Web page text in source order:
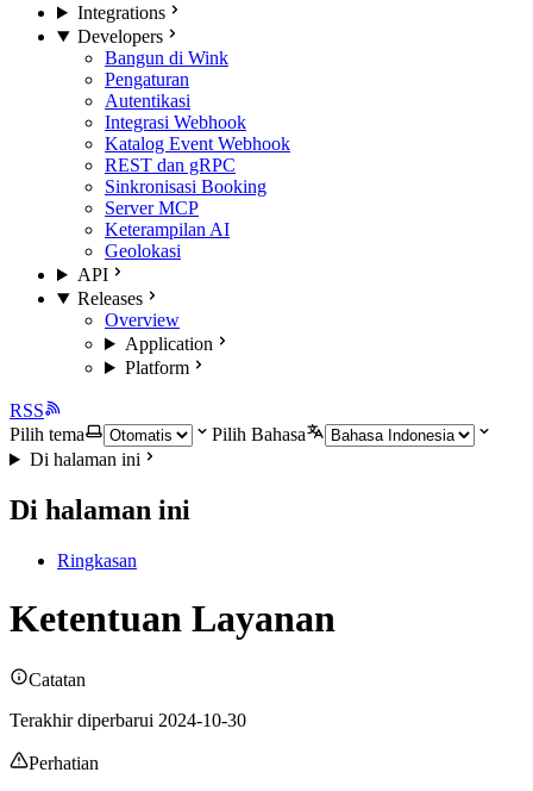
Integrations
Developers
Bangun di Wink
Pengaturan
Autentikasi
Integrasi Webhook
Katalog Event Webhook
REST dan gRPC
Sinkronisasi Booking
Server MCP
Keterampilan AI
Geolokasi
API
Releases
Overview
Application
Platform
RSS
Pilih tema
Pilih Bahasa
Di halaman ini
Di halaman ini
Ringkasan
Ketentuan Layanan
Catatan
Terakhir diperbarui 2024-10-30
Perhatian